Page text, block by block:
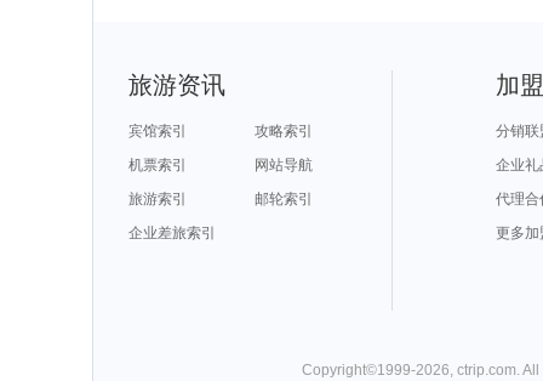
旅游资讯
宾馆索引
攻略索引
机票索引
网站导航
旅游索引
邮轮索引
企业差旅索引
加
分销联
企业礼
代理合
更多加
Copyright©1999-2026, ctrip.com.